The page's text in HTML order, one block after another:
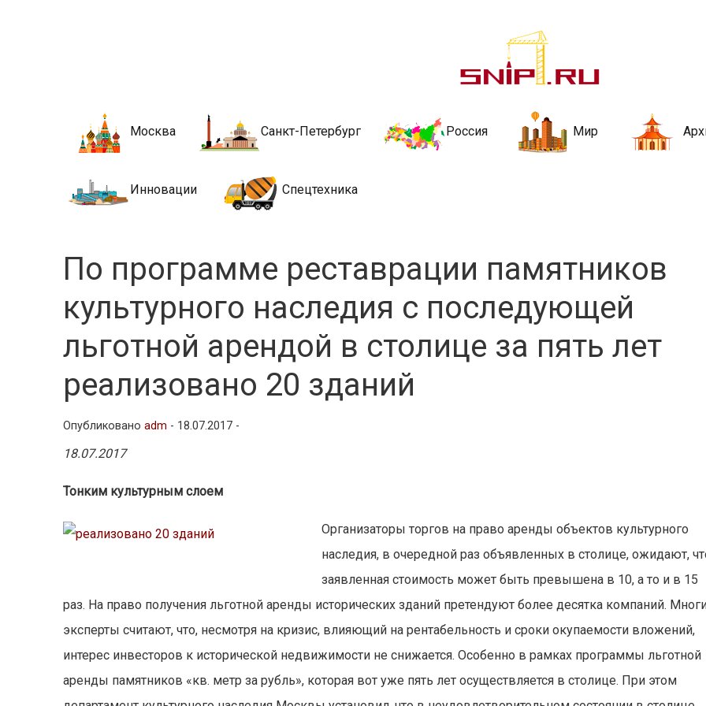
Новости строительства и
стройкой рубрики
Москва Санкт-Петербург Россия Мир
Инновации Спецтехника
По программе реставрации памятников
культурного наследия с последующей
льготной арендой в столице за пять лет
реализовано 20 зданий
Опубликованоadm - 18.07.2017 -
18.07.2017
Тонким культурным слоем
Организаторы торгов на право аренды объектов культурного
наследия, в очередной раз объявленных в столице, ожидают,
заявленная стоимость может быть превышена в 10, а то и в 15
раз. На право получения льготной аренды исторических зданий претендуют более десятка компаний.
эксперты считают, что, несмотря на кризис, влияющий на рентабельность и сроки окупаемости вложений,
интерес инвесторов к исторической недвижимости не снижается. Особенно в рамках программы льготной
аренды памятников «кв. метр за рубль», которая вот уже пять лет осуществляется в столице. При этом